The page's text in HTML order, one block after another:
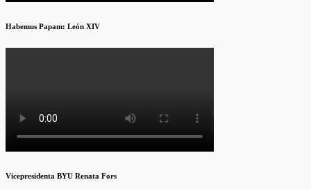
Habemus Papam: León XIV
Vicepresidenta BYU Renata Fors